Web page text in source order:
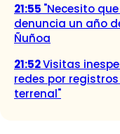
21:55 "Necesito
denuncia un año
Ñuñoa
21:52Visitas
redes por
terrenal"